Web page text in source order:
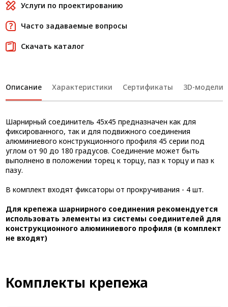
Услуги по проектированию
Часто задаваемые вопросы
Скачать каталог
Описание Характеристики Сертификаты 3D-модели
Шарнирный соединитель 45х45 предназначен как для
фиксированного, так и для подвижного соединения
алюминиевого конструкционного профиля 45 серии под
углом от 90 до 180 градусов. Соединение может быть
выполнено в положении торец к торцу, паз к торцу и паз к
пазу.
В комплект входят фиксаторы от прокручивания - 4 шт.
Для крепежа шарнирного соединения рекомендуется
использовать элементы из системы соединителей для
конструкционного алюминиевого профиля (в комплект
не входят)
Комплекты крепежа